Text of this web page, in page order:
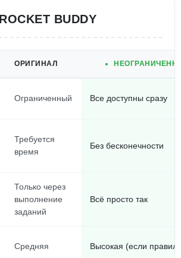
ROCKET BUDDY
ОРИГИНАЛ
Ограниченный Все доступны сразу
Требуется
время
Без бесконечности
Только через
выполнение
заданий
Всё просто так
Средняя Высокая (если